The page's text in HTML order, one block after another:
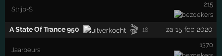
Strijp-S
215
A State Of Trance 950 🎬 18 za 15 feb 2020
Jaarbeurs
1370